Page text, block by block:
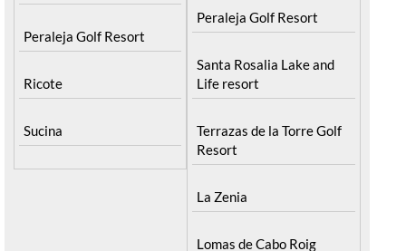
Peraleja Golf Resort
Ricote
Sucina
Peraleja Golf Resort
Santa Rosalia Lake and
Life resort
Terrazas de la Torre Golf
Resort
La Zenia
Lomas de Cabo Roig